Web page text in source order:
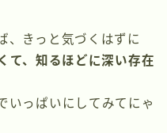
、きっと気づくはずに
て、知るほどに深い存在
いっぱいにしてみてにゃ